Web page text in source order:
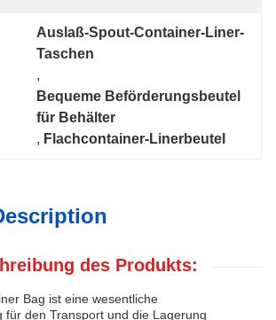
Auslaß-Spout-Container-Liner-
Taschen
,
Bequeme Beförderungsbeutel
für Behälter
, Flachcontainer-Linerbeutel
des Produkts:
Bag ist eine wesentliche
für den Transport und die Lagerung